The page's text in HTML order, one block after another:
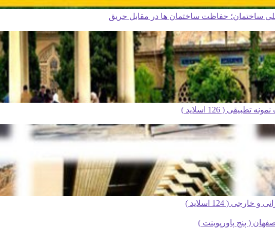
ساختمان؛ حفاظت ساختمان ها در مقابل حریق
( 126 اسلاید )
( 124 اسلاید )
( پنج پاورپوینت )